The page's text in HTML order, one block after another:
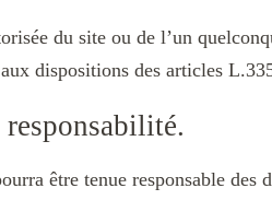
du site ou de l’un
dispositions des articles
être tenue responsable des